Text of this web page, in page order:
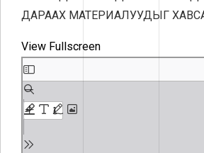
ДАРААХ МАТЕРИАЛУУДЫГ
View Fullscreen